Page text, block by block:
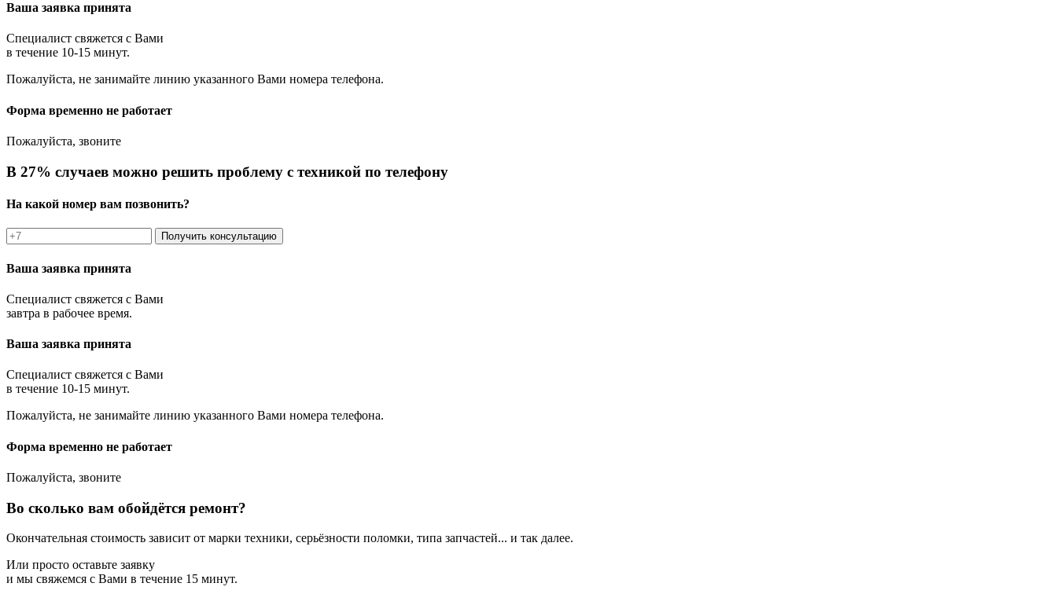
Ваша заявка принята
Специалист свяжется с Вами
в течение 10-15 минут.
Пожалуйста, не занимайте линию указанного Вами номера телефона.
Форма временно не работает
Пожалуйста, звоните
В 27% случаев можно решить проблему с техникой по телефону
На какой номер вам позвонить?
Получить консультацию
Ваша заявка принята
Специалист свяжется с Вами
завтра в рабочее время.
Ваша заявка принята
Специалист свяжется с Вами
в течение 10-15 минут.
Пожалуйста, не занимайте линию указанного Вами номера телефона.
Форма временно не работает
Пожалуйста, звоните
Во сколько вам обойдётся ремонт?
Окончательная стоимость зависит от марки техники, серьёзности поломки, типа запчастей... и так далее.
Или просто оставьте заявку
и мы свяжемся с Вами в течение 15 минут.